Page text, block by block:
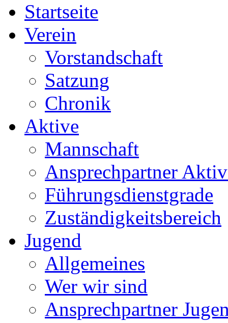
Startseite
Verein
Vorstandschaft
Satzung
Chronik
Aktive
Mannschaft
Ansprechpartner
Führungsdienstgrade
Zuständigkeitsbereich
Jugend
Allgemeines
Wer wir sind
Ansprechpartner